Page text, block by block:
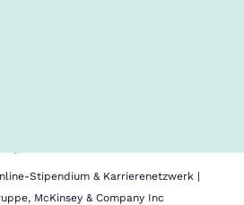
Stipendium & Karrierenetzwerk |
McKinsey & Company Inc